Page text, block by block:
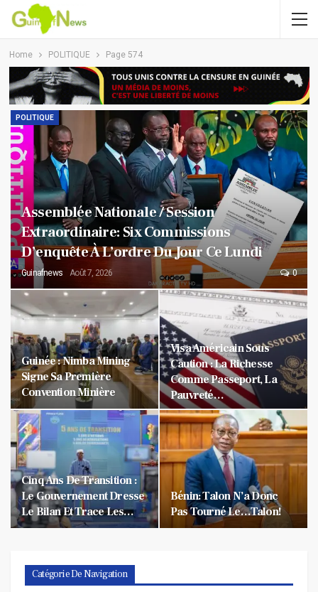
Home POLITIQUE Page 574
POLITIQUE
Assemblée Nationale / Session
Extraordinaire: Six Commissions
D’enquête À L’ordre Du Jour Ce Lundi
Guinafnews Août 7, 2026 0
Guinée : Nimba Mining
Signe Sa Première
Convention Minière
Visa Américain Sous
Caution : La Richesse
Comme Passeport, La
Pauvreté…
Cinq Ans De Transition :
Le Gouvernement Dresse
Le Bilan Et Trace Les…
Bénin: Talon N’a Donc
Pas Tourné Le…talon!
Catégorie De Navigation